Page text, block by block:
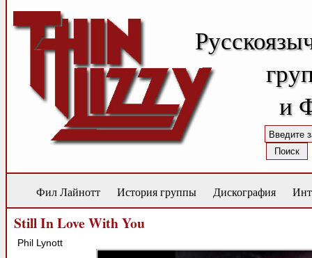
и
Фил Лайнотт История группы Дискография
Still In Love With You
Phil Lynott